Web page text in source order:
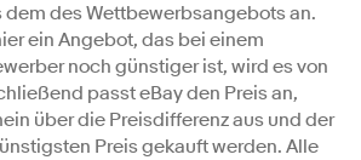
des Wettbewerbsangebots an.
ein Angebot, das bei einem
noch günstiger ist, wird es von
passt eBay den Preis an,
über die Preisdifferenz aus und der
Preis gekauft werden. Alle